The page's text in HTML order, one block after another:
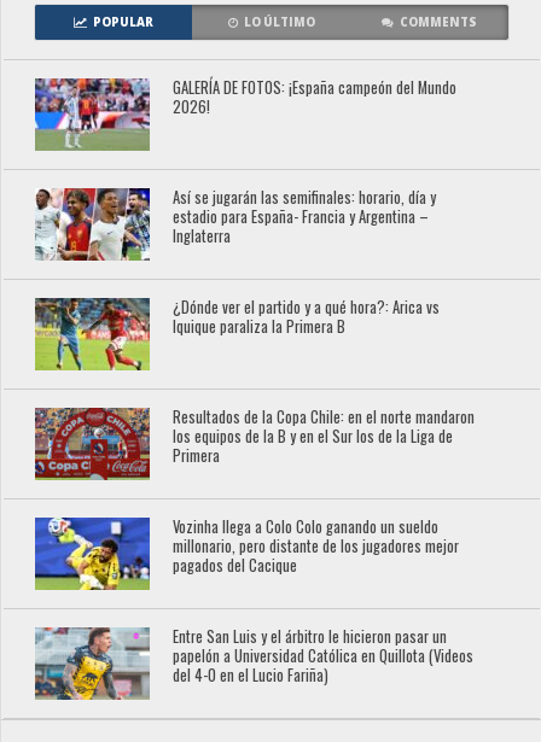
POPULAR LO ÚLTIMO COMMENTS
GALERÍA DE FOTOS: ¡España campeón del Mundo
2026!
Así se jugarán las semifinales: horario, día y
estadio para España- Francia y Argentina –
Inglaterra
¿Dónde ver el partido y a qué hora?: Arica vs
Iquique paraliza la Primera B
Resultados de la Copa Chile: en el norte mandaron
los equipos de la B y en el Sur los de la Liga de
Primera
Vozinha llega a Colo Colo ganando un sueldo
millonario, pero distante de los jugadores mejor
pagados del Cacique
Entre San Luis y el árbitro le hicieron pasar un
papelón a Universidad Católica en Quillota (Videos
del 4-0 en el Lucio Fariña)